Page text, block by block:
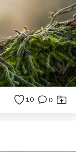
10 0